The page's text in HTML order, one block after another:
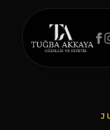
İçeriğe atla